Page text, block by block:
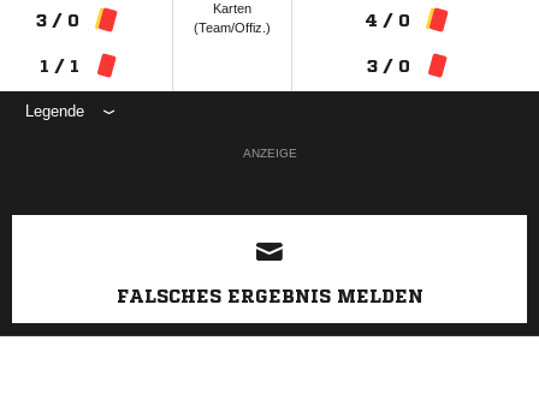
3 / 0
1 / 1
Karten
(Team/Offiz.)
4 / 0
3 / 0
Legende
ANZEIGE
FALSCHES ERGEBNIS MELDEN